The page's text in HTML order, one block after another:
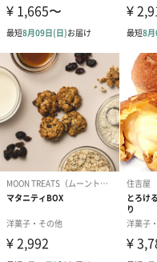
贈り物マナーの背景より、
選択いただくことを推奨い
はかけずに「熨斗」のみを
らかじめご了承くださいま
包装紙（0円）